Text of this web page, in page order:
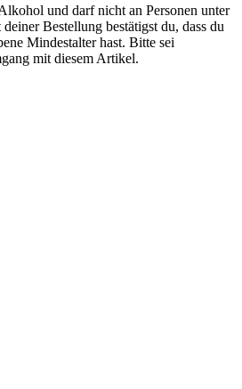
und darf nicht an Personen unter
Bestellung bestätigst du, dass du
Mindestalter hast. Bitte sei
mit diesem Artikel.